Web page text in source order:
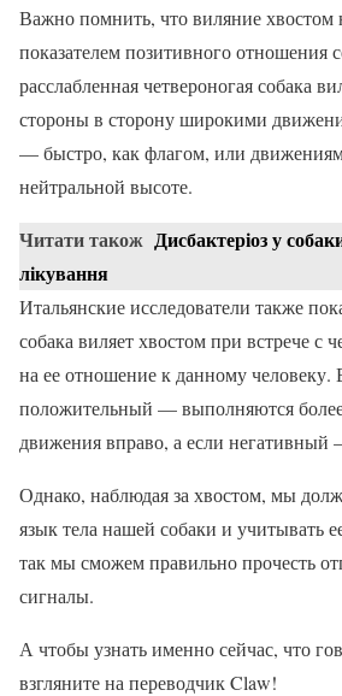
Важно помнить, что виляние хвостом
показателем позитивного отношения
расслабленная четвероногая собака
стороны в сторону широкими
— быстро, как флагом, или
нейтральной высоте.
Читати також Дисбактеріоз у
лікування
Итальянские исследователи также
собака виляет хвостом при встрече с
на ее отношение к данному человеку.
положительный — выполняются
движения вправо, а если негативный
Однако, наблюдая за хвостом, мы
язык тела нашей собаки и учитывать
так мы сможем правильно прочесть
сигналы.
А чтобы узнать именно сейчас, что
взгляните на переводчик Claw!